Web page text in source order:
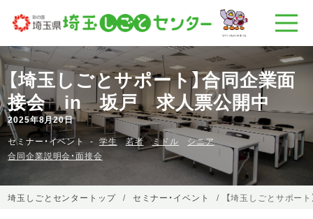
【埼玉しごとサポート】合同企業面
接会 in 坂戸 求人票公開中
2025年8月20日
セミナー・イベント
学生 若者 ミドル
シニア
合同企業説明会・面接会
埼玉しごとセンタートップ セミナー・イベント 【埼玉しごとサポ